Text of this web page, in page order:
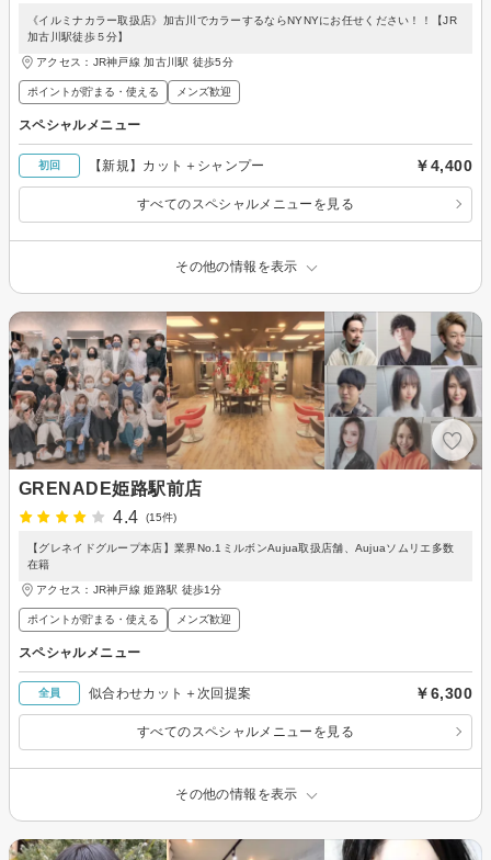
《イルミナカラー取扱店》加古川でカラーするならNYNYにお任せください！！【JR
加古川駅徒歩５分】
アクセス：JR神戸線 加古川駅 徒歩5分
ポイントが貯まる・使える メンズ歓迎
スペシャルメニュー
初回 【新規】カット＋シャンプー ￥4,400
すべてのスペシャルメニューを見る
その他の情報を表示
GRENADE姫路駅前店
4.4
(15件)
【グレネイドグループ本店】業界No.1ミルボンAujua取扱店舗、Aujuaソムリエ多数
在籍
アクセス：JR神戸線 姫路駅 徒歩1分
ポイントが貯まる・使える メンズ歓迎
スペシャルメニュー
全員 似合わせカット＋次回提案 ￥6,300
すべてのスペシャルメニューを見る
その他の情報を表示